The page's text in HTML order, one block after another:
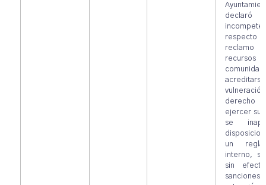
recursos
ejercer su
se
un
interno,
sin